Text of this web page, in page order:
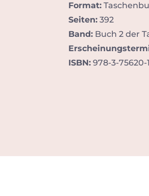
Format:
Seiten: 392
Band: Buch 2 der
ISBN: 978-3-75620-